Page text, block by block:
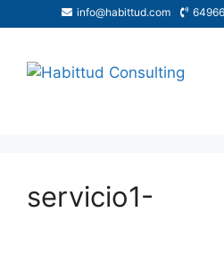
info@habittud.com
servicio1-